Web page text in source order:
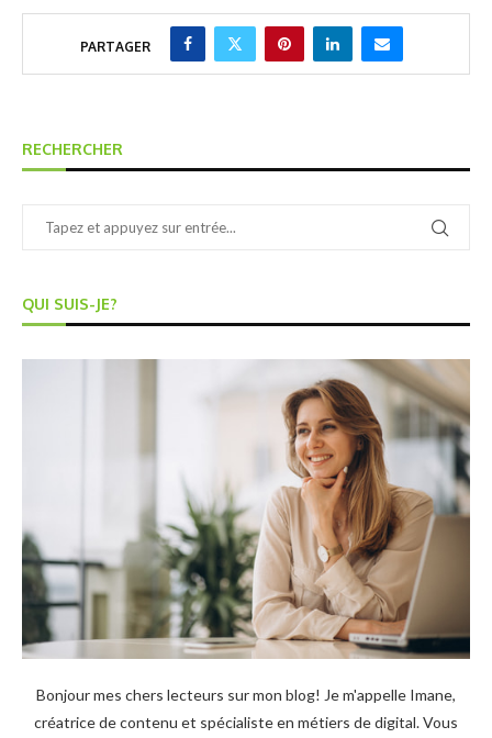
PARTAGER
RECHERCHER
QUI SUIS-JE?
Bonjour mes chers lecteurs sur mon blog! Je m'appelle Imane,
créatrice de contenu et spécialiste en métiers de digital. Vous